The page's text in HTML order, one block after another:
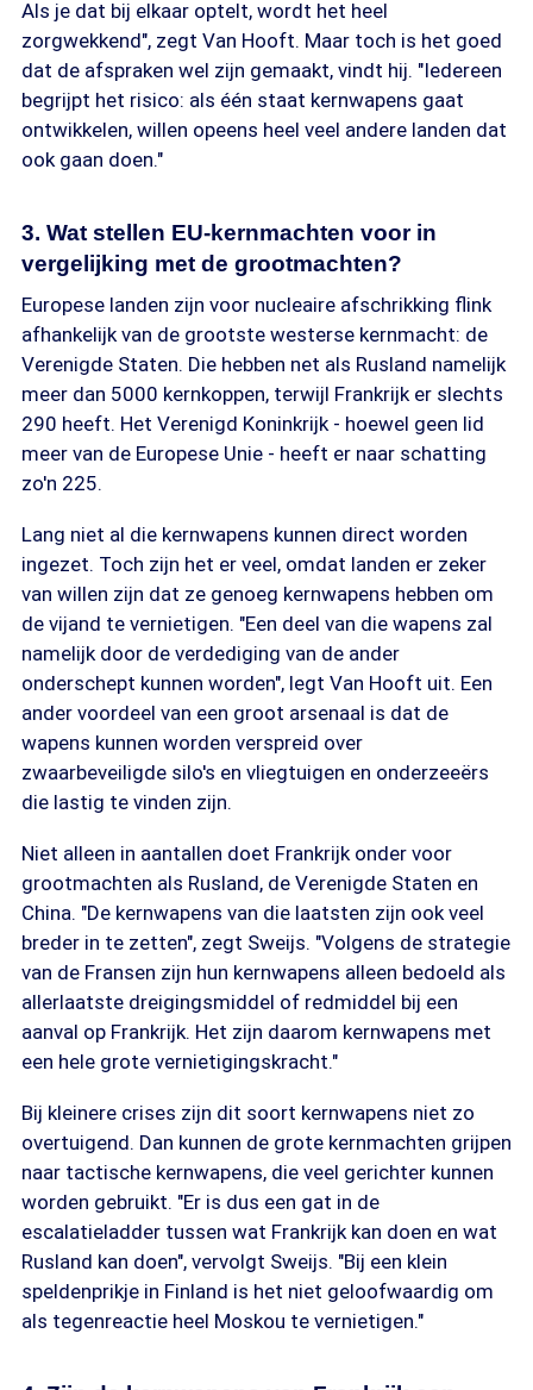
Als je dat bij elkaar optelt, wordt het heel
zorgwekkend", zegt Van Hooft. Maar toch is het goed
dat de afspraken wel zijn gemaakt, vindt hij. "Iedereen
begrijpt het risico: als één staat kernwapens gaat
ontwikkelen, willen opeens heel veel andere landen dat
ook gaan doen."
3. Wat stellen EU-kernmachten voor in
vergelijking met de grootmachten?
Europese landen zijn voor nucleaire afschrikking flink
afhankelijk van de grootste westerse kernmacht: de
Verenigde Staten. Die hebben net als Rusland namelijk
meer dan 5000 kernkoppen, terwijl Frankrijk er slechts
290 heeft. Het Verenigd Koninkrijk - hoewel geen lid
meer van de Europese Unie - heeft er naar schatting
zo'n 225.
Lang niet al die kernwapens kunnen direct worden
ingezet. Toch zijn het er veel, omdat landen er zeker
van willen zijn dat ze genoeg kernwapens hebben om
de vijand te vernietigen. "Een deel van die wapens zal
namelijk door de verdediging van de ander
onderschept kunnen worden", legt Van Hooft uit. Een
ander voordeel van een groot arsenaal is dat de
wapens kunnen worden verspreid over
zwaarbeveiligde silo's en vliegtuigen en onderzeeërs
die lastig te vinden zijn.
Niet alleen in aantallen doet Frankrijk onder voor
grootmachten als Rusland, de Verenigde Staten en
China. "De kernwapens van die laatsten zijn ook veel
breder in te zetten", zegt Sweijs. "Volgens de strategie
van de Fransen zijn hun kernwapens alleen bedoeld als
allerlaatste dreigingsmiddel of redmiddel bij een
aanval op Frankrijk. Het zijn daarom kernwapens met
een hele grote vernietigingskracht."
Bij kleinere crises zijn dit soort kernwapens niet zo
overtuigend. Dan kunnen de grote kernmachten grijpen
naar tactische kernwapens, die veel gerichter kunnen
worden gebruikt. "Er is dus een gat in de
escalatieladder tussen wat Frankrijk kan doen en wat
Rusland kan doen", vervolgt Sweijs. "Bij een klein
speldenprikje in Finland is het niet geloofwaardig om
als tegenreactie heel Moskou te vernietigen."